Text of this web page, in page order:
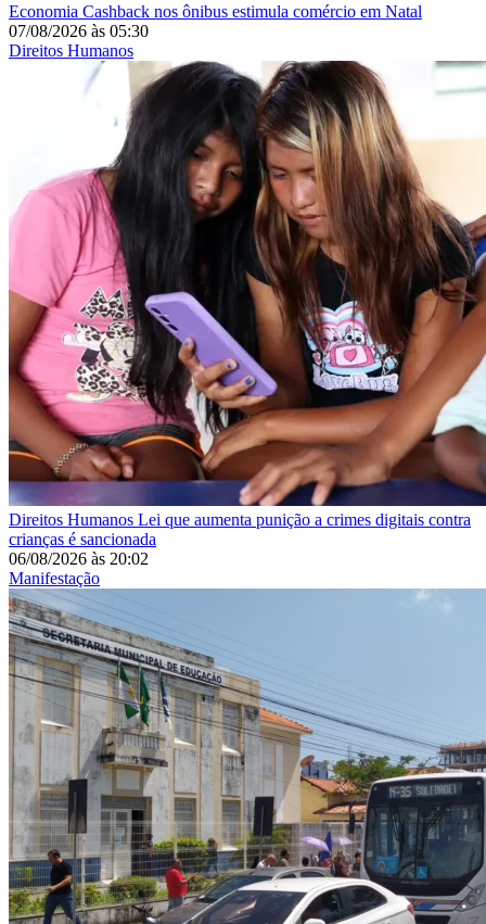
Economia Cashback nos ônibus estimula comércio em Natal
07/08/2026 às 05:30
Direitos Humanos
Direitos Humanos Lei que aumenta punição a crimes digitais contra
crianças é sancionada
06/08/2026 às 20:02
Manifestação